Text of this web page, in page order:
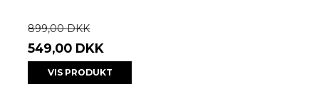
899,00 DKK
549,00 DKK
VIS PRODUKT